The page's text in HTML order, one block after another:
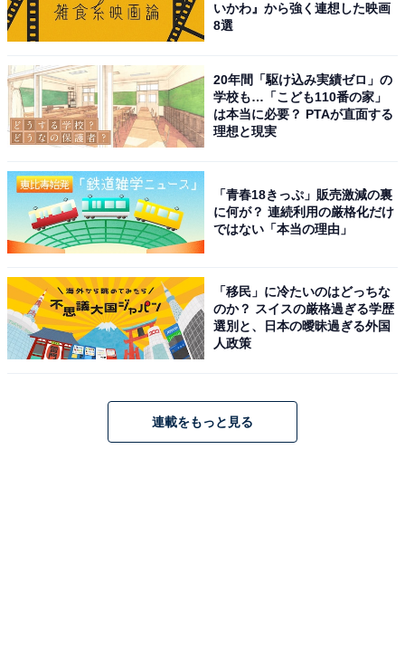
いかわ』から強く連想した映画
8選
20年間「駆け込み実績ゼロ」の
学校も…「こども110番の家」
は本当に必要？ PTAが直面する
理想と現実
「青春18きっぷ」販売激減の裏
に何が？ 連続利用の厳格化だけ
ではない「本当の理由」
「移民」に冷たいのはどっちな
のか？ スイスの厳格過ぎる学歴
選別と、日本の曖昧過ぎる外国
人政策
連載をもっと見る